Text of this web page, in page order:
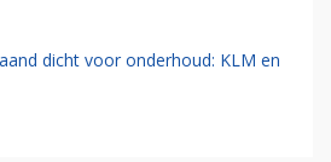
dicht voor onderhoud: KLM en